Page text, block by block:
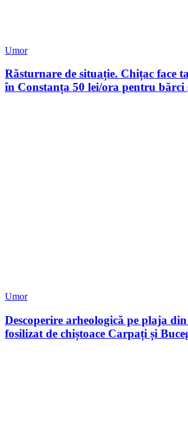
Umor
Răsturnare de situație. Chițac face
în Constanța 50 lei/ora pentru
Umor
Descoperire arheologică pe plaja
fosilizat de chiștoace Carpați și